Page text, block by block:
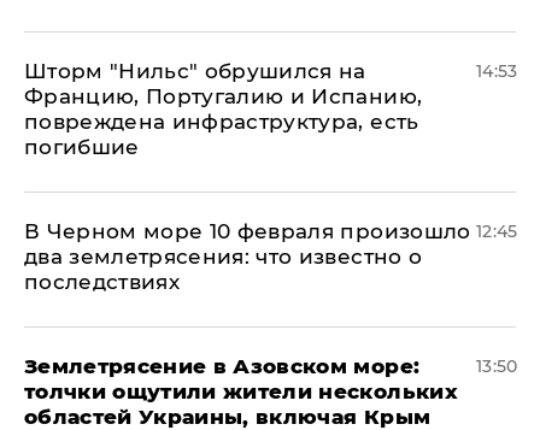
Шторм "Нильс" обрушился на
Францию, Португалию и Испанию,
повреждена инфраструктура, есть
погибшие
14:53
В Черном море 10 февраля произошло
два землетрясения: что известно о
последствиях
12:45
Землетрясение в Азовском море:
толчки ощутили жители нескольких
областей Украины, включая Крым
13:50